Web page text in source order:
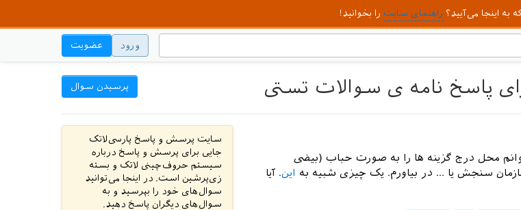
به اینجا می‌آیید؟ راهنمای سایت را بخوانید!
ورود عضویت
پاسخ نامه ی سوالات تستی پرسیدن سوال
محل درج گزینه ها را به صورت حباب (بیضی
سنجش یا ... در بیاورم. یک چیزی شبیه به این. آیا
سایت پرسش و پاسخ پارسی‌لاتک
جایی برای پرسش و پاسخ درباره
سیستم حروف‌چینی لاتک و بسته
زی‌پرشین است. در اینجا می‌توانید
سوال‌های خود را بپرسید و به
سوال‌های دیگران پاسخ دهید.